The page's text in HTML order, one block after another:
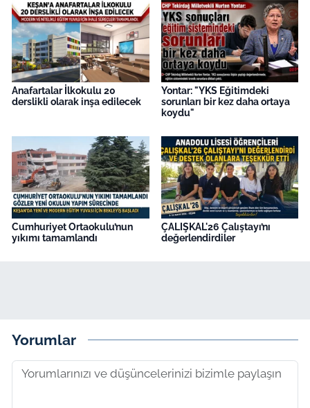
Anafartalar İlkokulu 20
derslikli olarak inşa edilecek
Yontar: "YKS Eğitimdeki
sorunları bir kez daha ortaya
koydu"
Cumhuriyet Ortaokulu’nun
yıkımı tamamlandı
ÇALIŞKAL'26 Çalıştayı’nı
değerlendirdiler
Yorumlar